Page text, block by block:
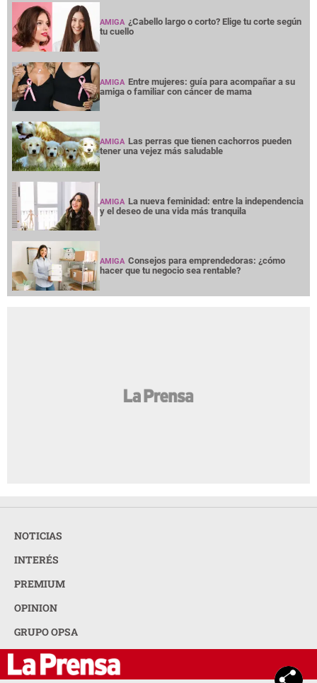
AMIGA ¿Cabello largo o corto? Elige tu corte según
tu cuello
AMIGA Entre mujeres: guía para acompañar a su
amiga o familiar con cáncer de mama
AMIGA Las perras que tienen cachorros pueden
tener una vejez más saludable
AMIGA La nueva feminidad: entre la independencia
y el deseo de una vida más tranquila
AMIGA Consejos para emprendedoras: ¿cómo
hacer que tu negocio sea rentable?
NOTICIAS
INTERÉS
PREMIUM
OPINION
GRUPO OPSA